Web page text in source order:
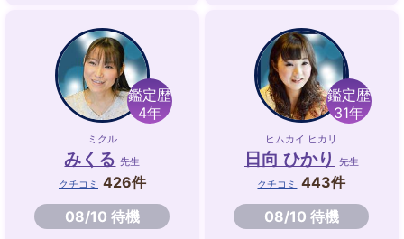
鑑定歴
4年
ミクル
みくる 先生
クチコミ 426件
08/10 待機
鑑定歴
31年
ヒムカイ ヒカリ
日向 ひかり 先生
クチコミ
443件
08/10 待機